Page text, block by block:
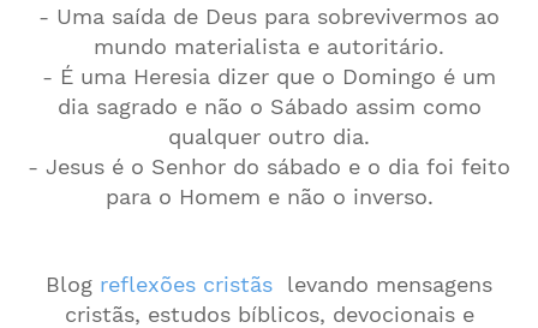
- Uma saída de Deus para sobrevivermos ao
mundo materialista e autoritário.
- É uma Heresia dizer que o Domingo é um
dia sagrado e não o Sábado assim como
qualquer outro dia.
- Jesus é o Senhor do sábado e o dia foi feito
para o Homem e não o inverso.
Blog reflexões cristãs levando mensagens
cristãs, estudos bíblicos, devocionais e